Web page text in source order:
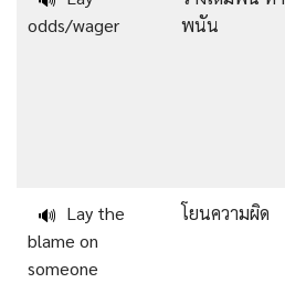
odds/wager
พนัน
🔊 Lay the
blame on
someone
โยนความผิด